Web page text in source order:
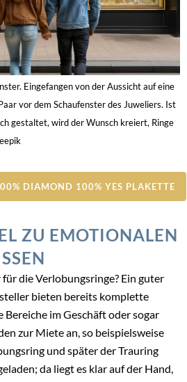
ist im September: Einzigartige
Experten